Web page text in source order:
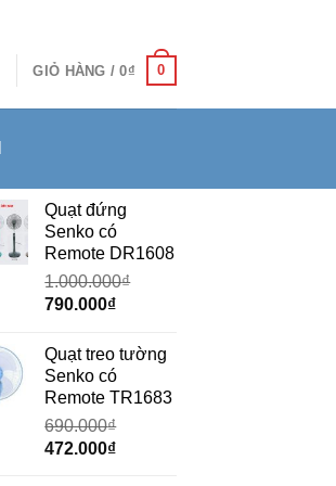
GIỎ HÀNG /0₫ 0
Quạt đứng
Senko có
Remote DR1608
1.000.000₫
Giá
là:
1.000.000₫.
790.000₫Giá
tại
là:
790.000₫.
Quạt treo tường
Senko có
Remote TR1683
690.000₫
Giá
472.000₫Giá